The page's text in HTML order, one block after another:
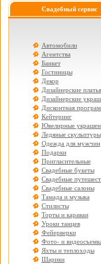
Свадебный сервис
Автомобили
Агентства
Банкет
Гостиницы
Декор
Дизайнерские платья
Дизайнерские
Дисконтная
Кейтеринг
Ювелирные
Ледяные скульптуры
Одежда для мужчин
Подарки
Пригласительные
Свадебные букеты
Свадебные
Свадебные салоны
Тамада и музыка
Стилисты
Торты и караваи
Уроки танцев
Фейерверки
Фото- и
Яхты и теплоходы
Шарики